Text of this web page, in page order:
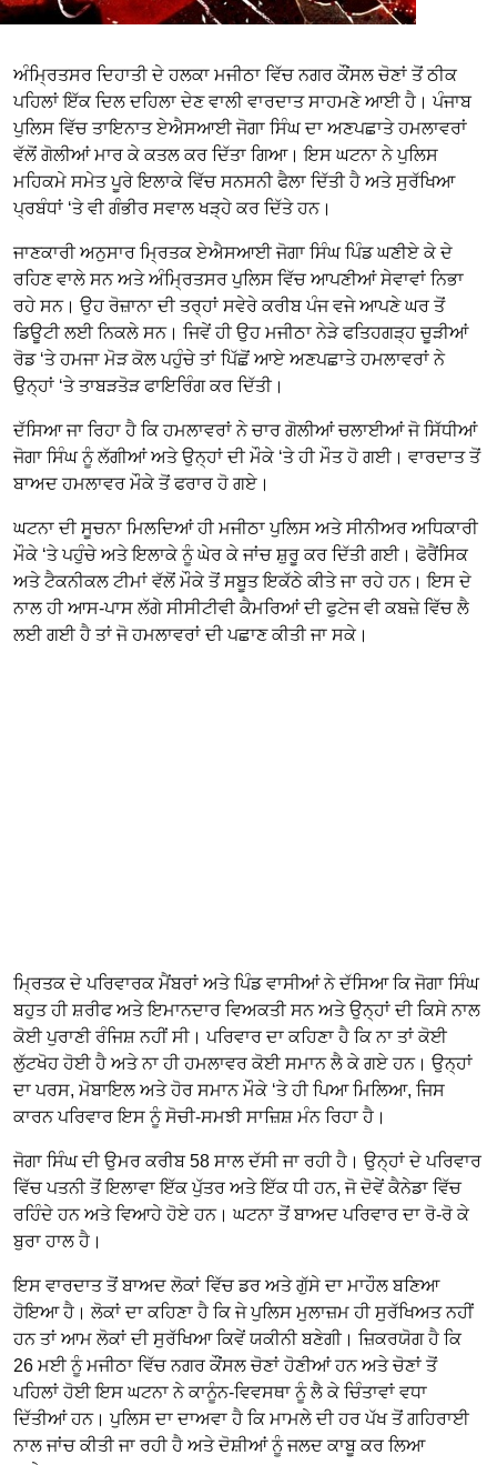
ਅੰਮ੍ਰਿਤਸਰ ਦਿਹਾਤੀ ਦੇ ਹਲਕਾ ਮਜੀਠਾ ਵਿੱਚ ਨਗਰ ਕੌਂਸਲ ਚੋਣਾਂ ਤੋਂ ਠੀਕ
ਪਹਿਲਾਂ ਇੱਕ ਦਿਲ ਦਹਿਲਾ ਦੇਣ ਵਾਲੀ ਵਾਰਦਾਤ ਸਾਹਮਣੇ ਆਈ ਹੈ। ਪੰਜਾਬ
ਪੁਲਿਸ ਵਿੱਚ ਤਾਇਨਾਤ ਏਐਸਆਈ ਜੋਗਾ ਸਿੰਘ ਦਾ ਅਣਪਛਾਤੇ ਹਮਲਾਵਰਾਂ
ਵੱਲੋਂ ਗੋਲੀਆਂ ਮਾਰ ਕੇ ਕਤਲ ਕਰ ਦਿੱਤਾ ਗਿਆ। ਇਸ ਘਟਨਾ ਨੇ ਪੁਲਿਸ
ਮਹਿਕਮੇ ਸਮੇਤ ਪੂਰੇ ਇਲਾਕੇ ਵਿੱਚ ਸਨਸਨੀ ਫੈਲਾ ਦਿੱਤੀ ਹੈ ਅਤੇ ਸੁਰੱਖਿਆ
ਪ੍ਰਬੰਧਾਂ ‘ਤੇ ਵੀ ਗੰਭੀਰ ਸਵਾਲ ਖੜ੍ਹੇ ਕਰ ਦਿੱਤੇ ਹਨ।
ਜਾਣਕਾਰੀ ਅਨੁਸਾਰ ਮ੍ਰਿਤਕ ਏਐਸਆਈ ਜੋਗਾ ਸਿੰਘ ਪਿੰਡ ਘਣੀਏ ਕੇ ਦੇ
ਰਹਿਣ ਵਾਲੇ ਸਨ ਅਤੇ ਅੰਮ੍ਰਿਤਸਰ ਪੁਲਿਸ ਵਿੱਚ ਆਪਣੀਆਂ ਸੇਵਾਵਾਂ ਨਿਭਾ
ਰਹੇ ਸਨ। ਉਹ ਰੋਜ਼ਾਨਾ ਦੀ ਤਰ੍ਹਾਂ ਸਵੇਰੇ ਕਰੀਬ ਪੰਜ ਵਜੇ ਆਪਣੇ ਘਰ ਤੋਂ
ਡਿਊਟੀ ਲਈ ਨਿਕਲੇ ਸਨ। ਜਿਵੇਂ ਹੀ ਉਹ ਮਜੀਠਾ ਨੇੜੇ ਫਤਿਹਗੜ੍ਹ ਚੂੜੀਆਂ
ਰੋਡ ‘ਤੇ ਹਮਜਾ ਮੋੜ ਕੋਲ ਪਹੁੰਚੇ ਤਾਂ ਪਿੱਛੋਂ ਆਏ ਅਣਪਛਾਤੇ ਹਮਲਾਵਰਾਂ ਨੇ
ਉਨ੍ਹਾਂ ‘ਤੇ ਤਾਬੜਤੋੜ ਫਾਇਰਿੰਗ ਕਰ ਦਿੱਤੀ।
ਦੱਸਿਆ ਜਾ ਰਿਹਾ ਹੈ ਕਿ ਹਮਲਾਵਰਾਂ ਨੇ ਚਾਰ ਗੋਲੀਆਂ ਚਲਾਈਆਂ ਜੋ ਸਿੱਧੀਆਂ
ਜੋਗਾ ਸਿੰਘ ਨੂੰ ਲੱਗੀਆਂ ਅਤੇ ਉਨ੍ਹਾਂ ਦੀ ਮੌਕੇ ‘ਤੇ ਹੀ ਮੌਤ ਹੋ ਗਈ। ਵਾਰਦਾਤ ਤੋਂ
ਬਾਅਦ ਹਮਲਾਵਰ ਮੌਕੇ ਤੋਂ ਫਰਾਰ ਹੋ ਗਏ।
ਘਟਨਾ ਦੀ ਸੂਚਨਾ ਮਿਲਦਿਆਂ ਹੀ ਮਜੀਠਾ ਪੁਲਿਸ ਅਤੇ ਸੀਨੀਅਰ ਅਧਿਕਾਰੀ
ਮੌਕੇ ‘ਤੇ ਪਹੁੰਚੇ ਅਤੇ ਇਲਾਕੇ ਨੂੰ ਘੇਰ ਕੇ ਜਾਂਚ ਸ਼ੁਰੂ ਕਰ ਦਿੱਤੀ ਗਈ। ਫੋਰੈਂਸਿਕ
ਅਤੇ ਟੈਕਨੀਕਲ ਟੀਮਾਂ ਵੱਲੋਂ ਮੌਕੇ ਤੋਂ ਸਬੂਤ ਇਕੱਠੇ ਕੀਤੇ ਜਾ ਰਹੇ ਹਨ। ਇਸ ਦੇ
ਨਾਲ ਹੀ ਆਸ-ਪਾਸ ਲੱਗੇ ਸੀਸੀਟੀਵੀ ਕੈਮਰਿਆਂ ਦੀ ਫੁਟੇਜ ਵੀ ਕਬਜ਼ੇ ਵਿੱਚ ਲੈ
ਲਈ ਗਈ ਹੈ ਤਾਂ ਜੋ ਹਮਲਾਵਰਾਂ ਦੀ ਪਛਾਣ ਕੀਤੀ ਜਾ ਸਕੇ।
ਮ੍ਰਿਤਕ ਦੇ ਪਰਿਵਾਰਕ ਮੈਂਬਰਾਂ ਅਤੇ ਪਿੰਡ ਵਾਸੀਆਂ ਨੇ ਦੱਸਿਆ ਕਿ ਜੋਗਾ ਸਿੰਘ
ਬਹੁਤ ਹੀ ਸ਼ਰੀਫ ਅਤੇ ਇਮਾਨਦਾਰ ਵਿਅਕਤੀ ਸਨ ਅਤੇ ਉਨ੍ਹਾਂ ਦੀ ਕਿਸੇ ਨਾਲ
ਕੋਈ ਪੁਰਾਣੀ ਰੰਜਿਸ਼ ਨਹੀਂ ਸੀ। ਪਰਿਵਾਰ ਦਾ ਕਹਿਣਾ ਹੈ ਕਿ ਨਾ ਤਾਂ ਕੋਈ
ਲੁੱਟਖੋਹ ਹੋਈ ਹੈ ਅਤੇ ਨਾ ਹੀ ਹਮਲਾਵਰ ਕੋਈ ਸਮਾਨ ਲੈ ਕੇ ਗਏ ਹਨ। ਉਨ੍ਹਾਂ
ਦਾ ਪਰਸ, ਮੋਬਾਇਲ ਅਤੇ ਹੋਰ ਸਮਾਨ ਮੌਕੇ ‘ਤੇ ਹੀ ਪਿਆ ਮਿਲਿਆ, ਜਿਸ
ਕਾਰਨ ਪਰਿਵਾਰ ਇਸ ਨੂੰ ਸੋਚੀ-ਸਮਝੀ ਸਾਜ਼ਿਸ਼ ਮੰਨ ਰਿਹਾ ਹੈ।
ਜੋਗਾ ਸਿੰਘ ਦੀ ਉਮਰ ਕਰੀਬ 58 ਸਾਲ ਦੱਸੀ ਜਾ ਰਹੀ ਹੈ। ਉਨ੍ਹਾਂ ਦੇ ਪਰਿਵਾਰ
ਵਿੱਚ ਪਤਨੀ ਤੋਂ ਇਲਾਵਾ ਇੱਕ ਪੁੱਤਰ ਅਤੇ ਇੱਕ ਧੀ ਹਨ, ਜੋ ਦੋਵੇਂ ਕੈਨੇਡਾ ਵਿੱਚ
ਰਹਿੰਦੇ ਹਨ ਅਤੇ ਵਿਆਹੇ ਹੋਏ ਹਨ। ਘਟਨਾ ਤੋਂ ਬਾਅਦ ਪਰਿਵਾਰ ਦਾ ਰੋ-ਰੋ ਕੇ
ਬੁਰਾ ਹਾਲ ਹੈ।
ਇਸ ਵਾਰਦਾਤ ਤੋਂ ਬਾਅਦ ਲੋਕਾਂ ਵਿੱਚ ਡਰ ਅਤੇ ਗੁੱਸੇ ਦਾ ਮਾਹੌਲ ਬਣਿਆ
ਹੋਇਆ ਹੈ। ਲੋਕਾਂ ਦਾ ਕਹਿਣਾ ਹੈ ਕਿ ਜੇ ਪੁਲਿਸ ਮੁਲਾਜ਼ਮ ਹੀ ਸੁਰੱਖਿਅਤ ਨਹੀਂ
ਹਨ ਤਾਂ ਆਮ ਲੋਕਾਂ ਦੀ ਸੁਰੱਖਿਆ ਕਿਵੇਂ ਯਕੀਨੀ ਬਣੇਗੀ। ਜ਼ਿਕਰਯੋਗ ਹੈ ਕਿ
26 ਮਈ ਨੂੰ ਮਜੀਠਾ ਵਿੱਚ ਨਗਰ ਕੌਂਸਲ ਚੋਣਾਂ ਹੋਣੀਆਂ ਹਨ ਅਤੇ ਚੋਣਾਂ ਤੋਂ
ਪਹਿਲਾਂ ਹੋਈ ਇਸ ਘਟਨਾ ਨੇ ਕਾਨੂੰਨ-ਵਿਵਸਥਾ ਨੂੰ ਲੈ ਕੇ ਚਿੰਤਾਵਾਂ ਵਧਾ
ਦਿੱਤੀਆਂ ਹਨ। ਪੁਲਿਸ ਦਾ ਦਾਅਵਾ ਹੈ ਕਿ ਮਾਮਲੇ ਦੀ ਹਰ ਪੱਖ ਤੋਂ ਗਹਿਰਾਈ
ਨਾਲ ਜਾਂਚ ਕੀਤੀ ਜਾ ਰਹੀ ਹੈ ਅਤੇ ਦੋਸ਼ੀਆਂ ਨੂੰ ਜਲਦ ਕਾਬੂ ਕਰ ਲਿਆ